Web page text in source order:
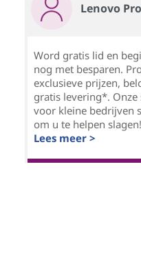
Lenovo Pro
Word gratis lid en
nog met besparen.
exclusieve prijzen,
gratis levering*. Onze
voor kleine bedrijven
om u te helpen slagen!
Lees meer >